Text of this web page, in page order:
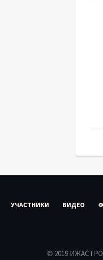
УЧАСТНИКИ ВИДЕО
© 2019